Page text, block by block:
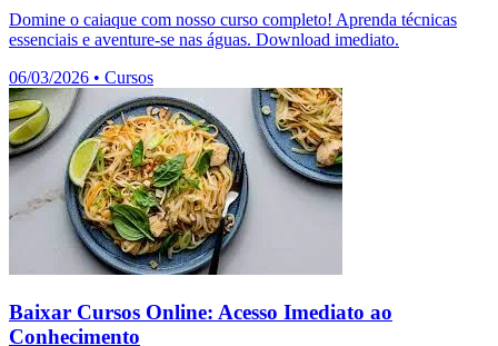
Domine o caiaque com nosso curso completo! Aprenda técnicas
essenciais e aventure-se nas águas. Download imediato.
06/03/2026 • Cursos
Baixar Cursos Online: Acesso Imediato ao
Conhecimento